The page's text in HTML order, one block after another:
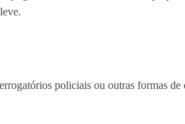
policiais ou outras formas